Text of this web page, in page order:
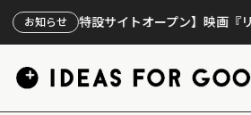
お知らせ
【特設サイトオープン】映画『リペアカ